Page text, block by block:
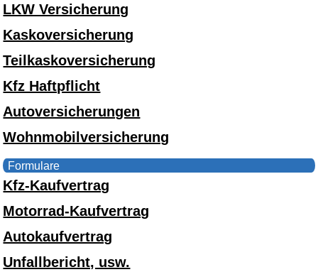
LKW Versicherung
Kaskoversicherung
Teilkaskoversicherung
Kfz Haftpflicht
Autoversicherungen
Wohnmobilversicherung
Formulare
Kfz-Kaufvertrag
Motorrad-Kaufvertrag
Autokaufvertrag
Unfallbericht, usw.